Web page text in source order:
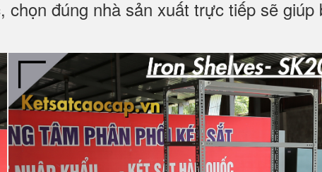
đúng nhà sản xuất trực tiếp sẽ giúp